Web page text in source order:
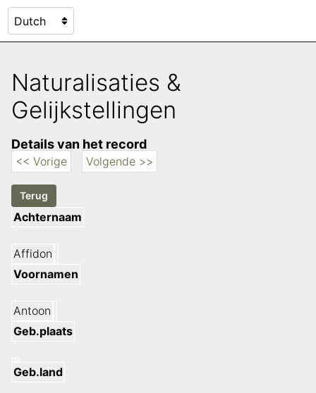
Naturalisaties &
Gelijkstellingen
Details van het record
<< Vorige Volgende >>
Achternaam
Affidon
Voornamen
Antoon
Geb.plaats
Geb.land